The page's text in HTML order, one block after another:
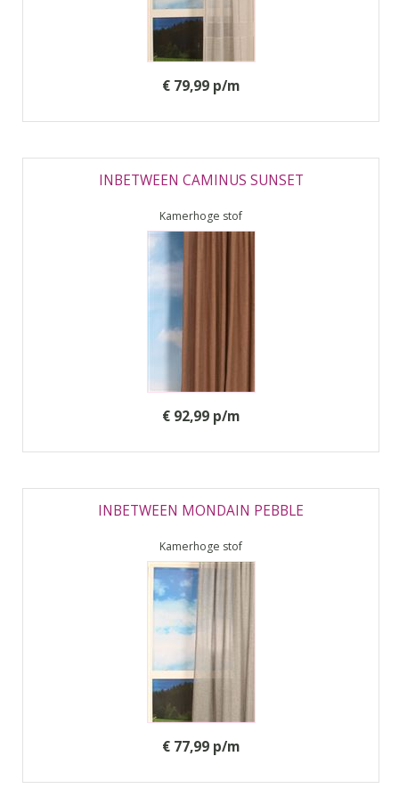
€ 79,99 p/m
INBETWEEN CAMINUS SUNSET
Kamerhoge stof
€ 92,99 p/m
INBETWEEN MONDAIN PEBBLE
Kamerhoge stof
€ 77,99 p/m